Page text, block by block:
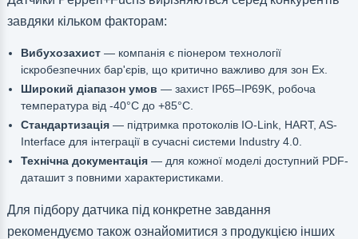
завдяки кільком факторам:
Вибухозахист— компанія є піонером технології
іскробезпечних бар'єрів, що критично важливо для зон Ex.
Широкий діапазон умов — захист IP65–IP69K, робоча
температура від -40°C до +85°C.
Стандартизація— підтримка протоколів IO-Link, HART, AS-
Interface для інтеграції в сучасні системи Industry 4.0.
Технічна документація— для кожної моделі доступний PDF-
даташит з повними характеристиками.
Для підбору датчика під конкретне завдання
рекомендуємо також ознайомитися з продукцією інших